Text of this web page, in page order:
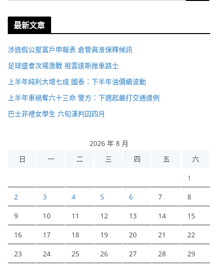
最新文章
涉造假公屋富戶申報表 倉管員准保釋候訊
足球盛會次場激戰 祖雲達斯挫車路士
上半年純利大增七成 國泰：下半年油價續波動
上半年車禍奪六十三命 警方：下週起嚴打交通違例
巴士非禮女學生 六旬漢判囚四月
2026 年 8 月
日
一 二 三 四 五 六
1
2 3 4 5 6 7 8
9 10 11 12 13 14 15
16 17 18 19 20 21 22
23 24 25 26 27 28 29